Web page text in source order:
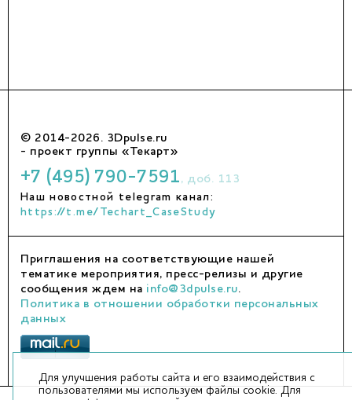
© 2014-2026. 3Dpulse.ru
- проект группы «Текарт»
+7 (495) 790-7591 , доб. 113
Наш новостной telegram канал:
https://t.me/Techart_CaseStudy
Приглашения на соответствующие нашей
тематике мероприятия, пресс-релизы и другие
сообщения ждем на info@3dpulse.ru.
Политика в отношении обработки персональных
данных
Для улучшения работы сайта и его взаимодействия с
пользователями мы используем файлы cookie. Для